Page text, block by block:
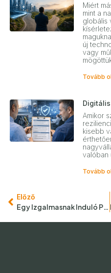
Miért
mint a
globális
új
vagy
Tovább
Amikor
kisebb
valóban
Tovább
Előző